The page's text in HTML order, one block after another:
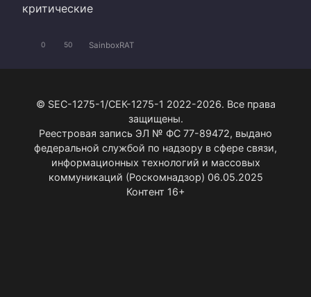
критические
0 50 SainboxRAT
© SEC-1275-1/СЕК-1275-1 2022-2026. Все права
защищены.
Реестровая запись ЭЛ № ФС 77-89472, выдано
федеральной службой по надзору в сфере связи,
информационных технологий и массовых
коммуникаций (Роскомнадзор) 06.05.2025
Контент 16+